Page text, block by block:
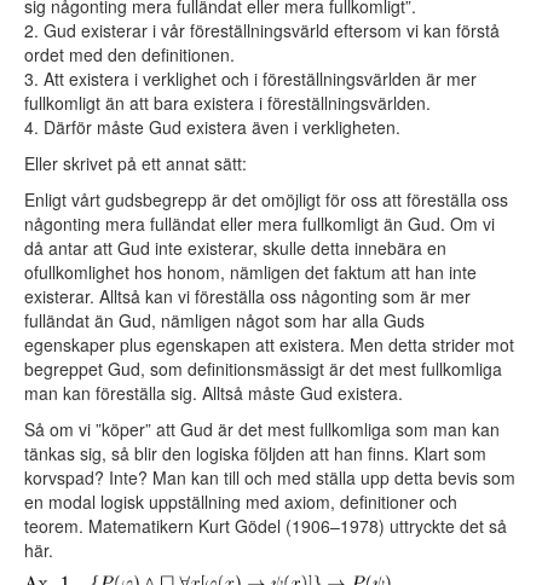
sig någonting mera fulländat eller mera fullkomligt”.
2. Gud existerar i vår föreställningsvärld eftersom vi kan förstå
ordet med den definitionen.
3. Att existera i verklighet och i föreställningsvärlden är mer
fullkomligt än att bara existera i föreställningsvärlden.
4. Därför måste Gud existera även i verkligheten.
Eller skrivet på ett annat sätt:
Enligt vårt gudsbegrepp är det omöjligt för oss att föreställa oss
någonting mera fulländat eller mera fullkomligt än Gud. Om vi
då antar att Gud inte existerar, skulle detta innebära en
ofullkomlighet hos honom, nämligen det faktum att han inte
existerar. Alltså kan vi föreställa oss någonting som är mer
fulländat än Gud, nämligen något som har alla Guds
egenskaper plus egenskapen att existera. Men detta strider mot
begreppet Gud, som definitionsmässigt är det mest fullkomliga
man kan föreställa sig. Alltså måste Gud existera.
Så om vi ”köper” att Gud är det mest fullkomliga som man kan
tänkas sig, så blir den logiska följden att han finns. Klart som
korvspad? Inte? Man kan till och med ställa upp detta bevis som
en modal logisk uppställning med axiom, definitioner och
teorem. Matematikern Kurt Gödel (1906–1978) uttryckte det så
här.